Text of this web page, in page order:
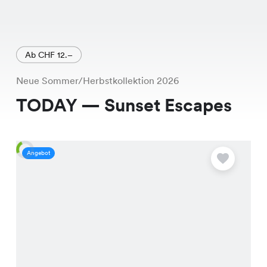
Ab CHF 12.–
Neue Sommer/Herbstkollektion 2026
TODAY — Sunset Escapes
Angebot